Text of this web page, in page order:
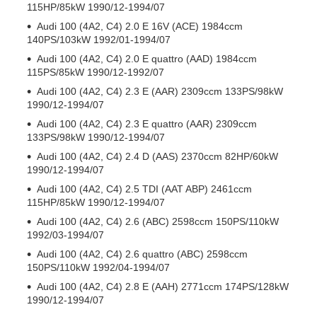
115HP/85kW 1990/12-1994/07
Audi 100 (4A2, C4) 2.0 E 16V (ACE) 1984ccm
140PS/103kW 1992/01-1994/07
Audi 100 (4A2, C4) 2.0 E quattro (AAD) 1984ccm
115PS/85kW 1990/12-1992/07
Audi 100 (4A2, C4) 2.3 E (AAR) 2309ccm 133PS/98kW
1990/12-1994/07
Audi 100 (4A2, C4) 2.3 E quattro (AAR) 2309ccm
133PS/98kW 1990/12-1994/07
Audi 100 (4A2, C4) 2.4 D (AAS) 2370ccm 82HP/60kW
1990/12-1994/07
Audi 100 (4A2, C4) 2.5 TDI (AAT ABP) 2461ccm
115HP/85kW 1990/12-1994/07
Audi 100 (4A2, C4) 2.6 (ABC) 2598ccm 150PS/110kW
1992/03-1994/07
Audi 100 (4A2, C4) 2.6 quattro (ABC) 2598ccm
150PS/110kW 1992/04-1994/07
Audi 100 (4A2, C4) 2.8 E (AAH) 2771ccm 174PS/128kW
1990/12-1994/07